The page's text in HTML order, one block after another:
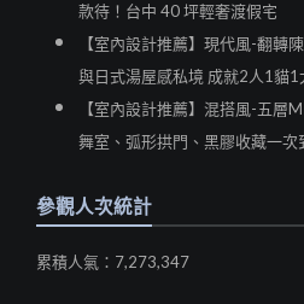
款待！台中 40 坪輕奢渡假宅
【室內設計推薦】現代風-翻轉
與日式湯屋感私境 成就2人1貓1
【室內設計推薦】混搭風-五層
舞室、弧形拱門、黑膠收藏一
參觀人次統計
累積人氣：7,273,347